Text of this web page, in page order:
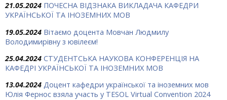
21.05.2024 ПОЧЕСНА ВІДЗНАКА ВИКЛАДАЧА КАФЕДРИ
УКРАЇНСЬКОЇ ТА ІНОЗЕМНИХ МОВ
19.05.2024 Вітаємо доцента Мовчан Людмилу
Володимирівну з ювілеєм!
25.04.2024 СТУДЕНТСЬКА НАУКОВА КОНФЕРЕНЦІЯ НА
КАФЕДРІ УКРАЇНСЬКОЇ ТА ІНОЗЕМНИХ МОВ
13.04.2024 Доцент кафедри української та іноземних мов
Юлія Фернос взяла участь у TESOL Virtual Convention 2024